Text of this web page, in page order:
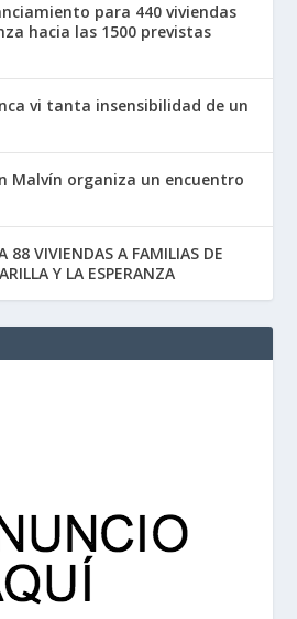
para 440 viviendas
hacia las 1500 previstas
vi tanta insensibilidad de un
Malvín organiza un encuentro
88 VIVIENDAS A FAMILIAS DE
Y LA ESPERANZA